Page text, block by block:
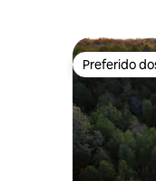
Preferido
Preferido